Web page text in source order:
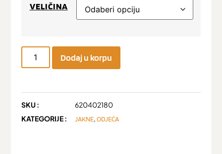
VELIČINA
Dodaj u korpu
SKU :
620402180
KATEGORIJE :
JAKNE,ODJEĆA